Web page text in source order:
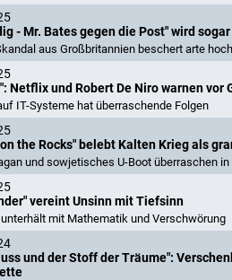
- Mr. Bates gegen die Post" wird
aus Großbritannien beschert arte
Netflix und Robert De Niro warnen vor
IT-Systeme hat überraschende Folgen
the Rocks" belebt Kalten Krieg als
und sowjetisches U-Boot überraschen
vereint Unsinn mit Tiefsinn
mit Mathematik und Verschwörung
und der Stoff der Träume":